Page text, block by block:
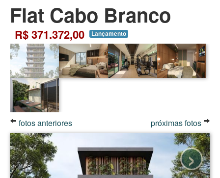
Flat Cabo Branco
R$ 371.372,00 Lançamento
fotos anteriores próximas fotos
›